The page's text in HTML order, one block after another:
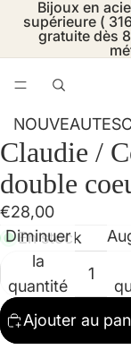
Bijoux en
supérieure (
gratuite dès
NOUVEAUTES
Ouvrir
l’image
en
plein
écran
Ouvrir
l’image
en
plein
écran
Ouvrir
l’image
en
plein
écran
Ouvrir
l’image
en
plein
écran
Ouvrir
l’image
en
plein
écran
Claudie /
double
€28,00
En stock
Diminuer
la
quantité
Ajouter au